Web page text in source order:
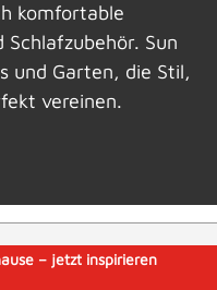
komfortable
Sun
und Garten, die Stil,
vereinen.
– jetzt inspirieren